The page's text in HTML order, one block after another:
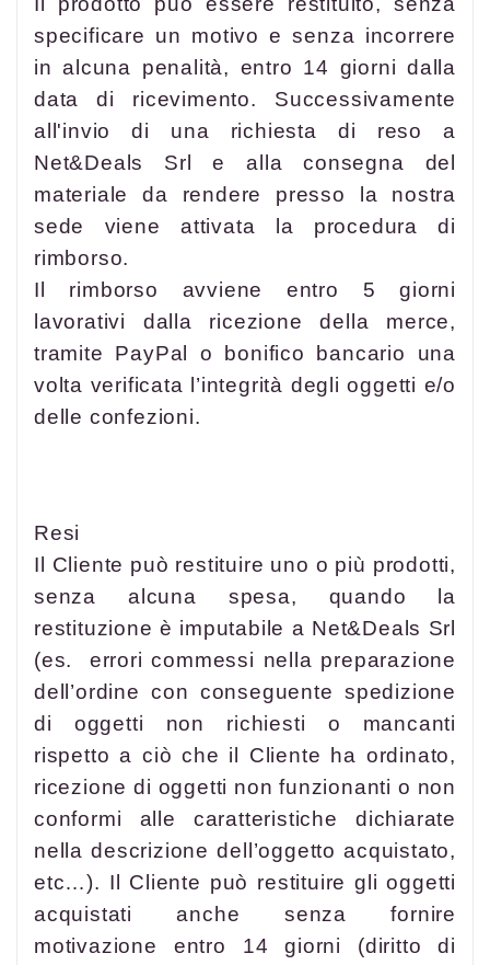
specificare un motivo e senza incorrere
in alcuna penalità, entro 14 giorni dalla
data di ricevimento. Successivamente
all'invio di una richiesta di reso a
Net&Deals Srl e alla consegna del
materiale da rendere presso la nostra
sede viene attivata la procedura di
rimborso.
Il rimborso avviene entro 5 giorni
lavorativi dalla ricezione della merce,
tramite PayPal o bonifico bancario una
volta verificata l’integrità degli oggetti e/o
delle confezioni.
Resi
Il Cliente può restituire uno o più prodotti,
senza alcuna spesa, quando la
restituzione è imputabile a Net&Deals Srl
(es. errori commessi nella preparazione
dell’ordine con conseguente spedizione
di oggetti non richiesti o mancanti
rispetto a ciò che il Cliente ha ordinato,
ricezione di oggetti non funzionanti o non
conformi alle caratteristiche dichiarate
nella descrizione dell’oggetto acquistato,
etc…). Il Cliente può restituire gli oggetti
acquistati anche senza fornire
motivazione entro 14 giorni (diritto di